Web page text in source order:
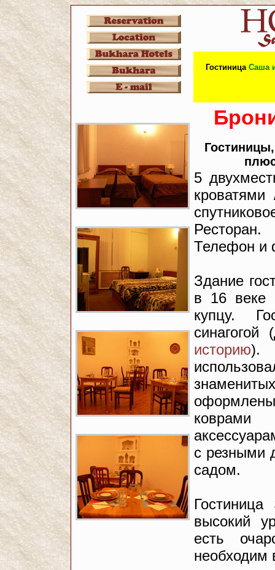
Гостиница Саша
5
Телефон и
Здание
в 16 веке
купцу.
историю).
оформлены
с резными
садом.
высокий
есть
необходим